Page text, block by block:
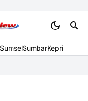
SumselSumbarKepri